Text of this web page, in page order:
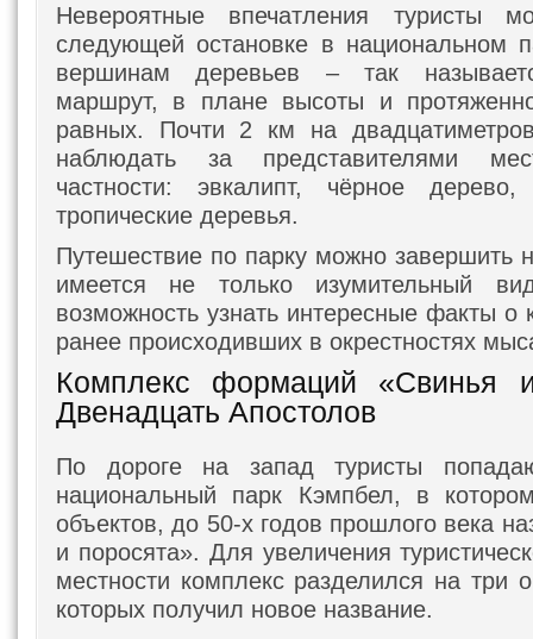
Невероятные впечатления туристы
следующей остановке в национальном
вершинам деревьев – так
маршрут, в плане высоты и
равных. Почти 2 км на
наблюдать за представителями
частности: эвкалипт, чёрное
тропические деревья.
Путешествие по парку можно завершить
имеется не только изумительный
возможность узнать интересные факты о
ранее происходивших в окрестностях
Комплекс формаций «Свинья
Двенадцать Апостолов
По дороге на запад туристы
национальный парк Кэмпбел, в
объектов, до 50-х годов прошлого века
и поросята». Для увеличения
местности комплекс разделился на три
которых получил новое название.